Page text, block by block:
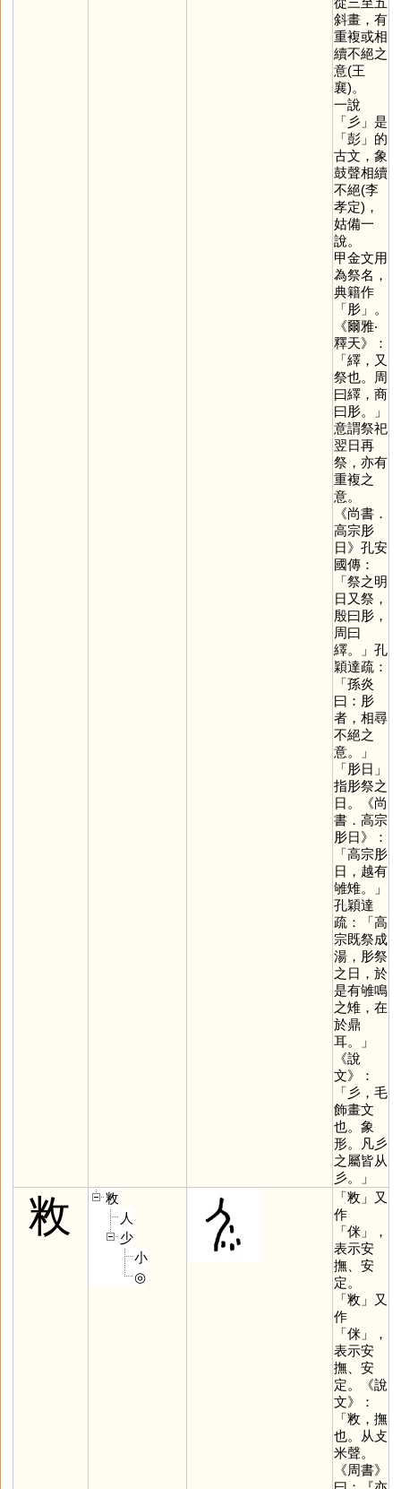
斜畫，有
重複或相
續不絕之
意(王
襄)。
一說
「 彡」是
「彭」的
古文，象
鼓聲相續
不絕(李
孝定)，
姑備一
說。
甲金文用
為祭名，
典籍作
「肜」。
《爾雅‧
釋天》：
「繹，又
祭也。周
曰繹，商
曰肜。」
意謂祭祀
翌日再
祭，亦有
重複之
意。
《尚書．
高宗肜
日》孔安
國傳：
「祭之明
日又祭，
殷曰肜，
周曰
繹。」孔
穎達疏：
「孫炎
曰：肜
者，相尋
不絕之
意。」
「肜日」
指肜祭之
日。《尚
書．高宗
肜日》：
「高宗肜
日，越有
雊雉。」
孔穎達
疏：「高
宗既祭成
湯，肜祭
之日，於
是有雊鳴
之雉，在
於鼎
耳。」
《說
文》：
「彡，毛
飾畫文
也。象
形。凡彡
之屬皆从
彡。」
敉
敉
人
少
小
◎
「敉 」又
作
「侎」，
表示安
撫、安
定。
「敉 」又
作
「侎」，
表示安
撫、安
定。《說
文》：
「敉，撫
也。从攴
米聲。
《周書》